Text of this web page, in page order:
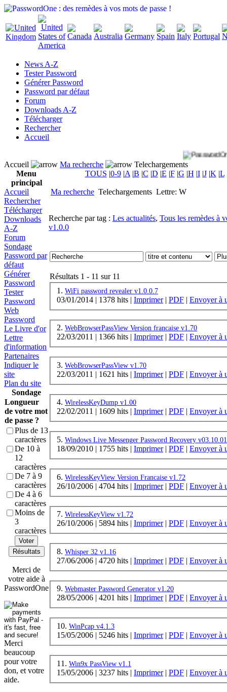
News A-Z
Tester Password
Générer Password
Password par défaut
Forum
Downloads A-Z
Télécharger
Rechercher
Accueil
Accueil Ma recherche
Telechargements
Menu
principal
Accueil
Rechercher
Télécharger
Downloads
A-Z
Forum
Sondage
Password par
défaut
Générer
Password
Tester
Password
Web
Password
Le Livre d'or
Lettre
d'information
Partenaires
Indiquer le
site
Plan du site
Sondage
Longueur
de votre mot
de passe ?
Plus de 13
caractères
De 10 à
12
caractères
De 7 à 9
caractères
De 4 à 6
caractères
Moins de
3
caractères
Voter
Résultats
Merci de
votre aide à
PasswordOne
Merci
beaucoup
pour votre
don, et votre
aide.
TOUS |0-9|A |B |C |D |E |F|G |H |I|J|K |L
Ma recherche Telechargements Lettre: W
Recherche par tag : Les actualités, Tous les remèdes à
v1.0.0
Résultats 1 - 11 sur 11
1. WiFi password revealer v1.0.0.7
03/01/2014 | 1378 hits | Imprimer| PDF | Envoyer à
2. WebBrowserPassView Version francaise v1.70
22/03/2011 | 1366 hits | Imprimer| PDF | Envoyer à
3. WebBrowserPassView v1.70
22/03/2011 | 1621 hits | Imprimer| PDF | Envoyer à
4. WirelessKeyDump v1.00
22/02/2011 | 1609 hits | Imprimer| PDF | Envoyer à
5. Windows Live Messenger Password Recovery v03.10.01
18/09/2010 | 1755 hits | Imprimer| PDF | Envoyer à
6. WirelessKeyView Version Francaise v1.72
26/10/2006 | 4704 hits | Imprimer| PDF | Envoyer à
7. WirelessKeyView v1.72
26/10/2006 | 5894 hits | Imprimer| PDF | Envoyer à
8. Whisper 32 v1.16
27/06/2006 | 4720 hits | Imprimer| PDF | Envoyer à
9. Webmaster Password Generator v1.20
28/05/2006 | 4201 hits | Imprimer| PDF | Envoyer à
10. WinPcap v4.1.3
15/05/2006 | 5246 hits | Imprimer| PDF | Envoyer à
11. Win9x PassView v1.1
15/05/2006 | 3237 hits | Imprimer| PDF | Envoyer à